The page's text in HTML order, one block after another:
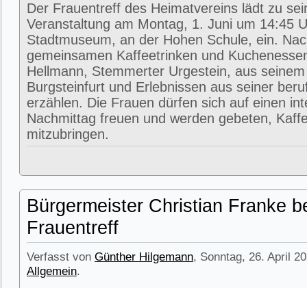
Der Frauentreff des Heimatvereins lädt zu
Veranstaltung am Montag, 1. Juni um 14:45
Stadtmuseum, an der Hohen Schule, ein.
gemeinsamen Kaffeetrinken und
Hellmann, Stemmerter Urgestein, aus
Burgsteinfurt und Erlebnissen aus seiner
erzählen. Die Frauen dürfen sich auf einen
Nachmittag freuen und werden gebeten,
mitzubringen.
Bürgermeister Christian Franke
Frauentreff
Verfasst von Günther Hilgemann, Sonntag, 26. April
Allgemein.